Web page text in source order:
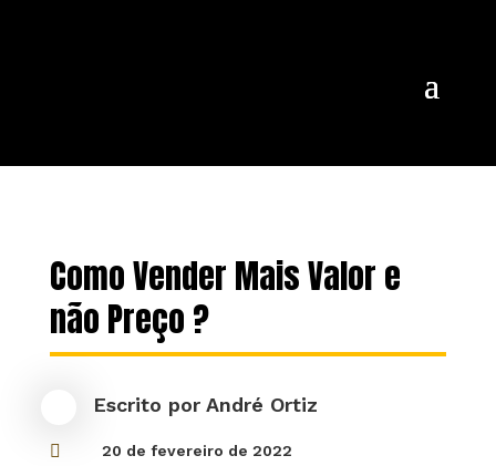
Como Vender Mais Valor e
não Preço ?
Escrito por André Ortiz
 20 de fevereiro de 2022